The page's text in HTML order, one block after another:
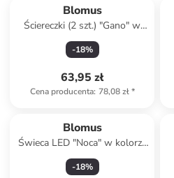
Blomus
Ściereczki (2 szt.) "Gano" w
kolorze beżowo-szarym do
naczyń - 25 x 25 cm
-18%
63,95 zł
Cena producenta: 78,08 zł*
Blomus
Świeca LED "Noca" w kolorze
szarym - wys. 15 cm
-18%